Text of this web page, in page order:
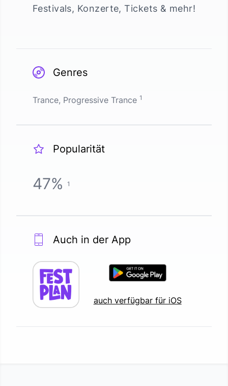
Festivals, Konzerte, Tickets & mehr!
Genres
Trance, Progressive Trance 1
Popularität
47% 1
Auch in der App
auch verfügbar für iOS